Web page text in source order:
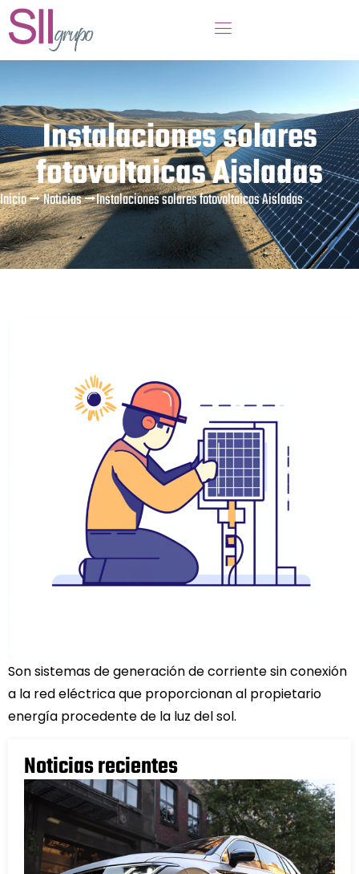
Instalaciones solares
fotovoltaicas Aisladas
Inicio⭢Noticias⭢Instalaciones solares fotovoltaicas Aisladas
Son sistemas de generación de corriente sin conexión
a la red eléctrica que proporcionan al propietario
energía procedente de la luz del sol.
Noticias recientes